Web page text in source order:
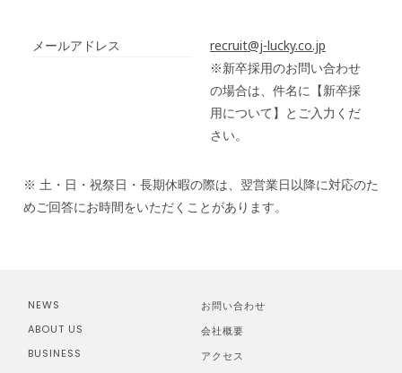
メールアドレス
recruit@j-lucky.co.jp
※新卒採用のお問い合わせ
の場合は、件名に【新卒採
用について】とご入力くだ
さい。
※ 土・日・祝祭日・長期休暇の際は、翌営業日以降に対応のた
めご回答にお時間をいただくことがあります。
NEWS
ABOUT US
BUSINESS
お問い合わせ
会社概要
アクセス